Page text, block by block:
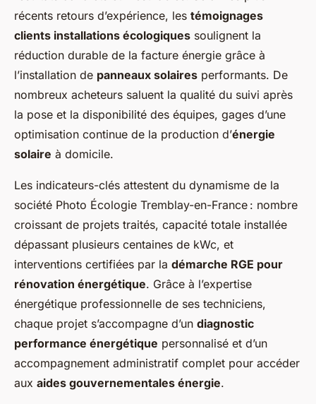
récents retours d’expérience, les témoignages
clients installations écologiques soulignent la
réduction durable de la facture énergie grâce à
l’installation de panneaux solaires performants. De
nombreux acheteurs saluent la qualité du suivi après
la pose et la disponibilité des équipes, gages d’une
optimisation continue de la production d’énergie
solaire à domicile.
Les indicateurs-clés attestent du dynamisme de la
société Photo Écologie Tremblay-en-France : nombre
croissant de projets traités, capacité totale installée
dépassant plusieurs centaines de kWc, et
interventions certifiées par la démarche RGE pour
rénovation énergétique. Grâce à l’expertise
énergétique professionnelle de ses techniciens,
chaque projet s’accompagne d’un diagnostic
performance énergétique personnalisé et d’un
accompagnement administratif complet pour accéder
aux aides gouvernementales énergie.